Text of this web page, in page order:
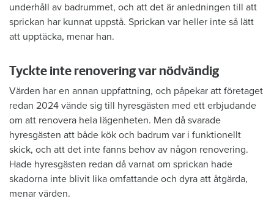
underhåll av badrummet, och att det är anledningen till att
sprickan har kunnat uppstå. Sprickan var heller inte så lätt
att upptäcka, menar han.
Tyckte inte renovering var nödvändig
Värden har en annan uppfattning, och påpekar att företaget
redan 2024 vände sig till hyresgästen med ett erbjudande
om att renovera hela lägenheten. Men då svarade
hyresgästen att både kök och badrum var i funktionellt
skick, och att det inte fanns behov av någon renovering.
Hade hyresgästen redan då varnat om sprickan hade
skadorna inte blivit lika omfattande och dyra att åtgärda,
menar värden.